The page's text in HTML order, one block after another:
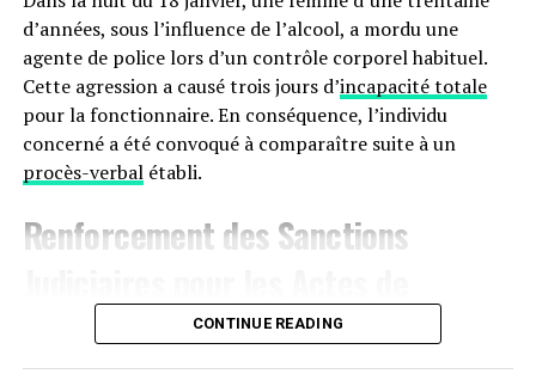
d’années, sous l’influence de l’alcool, a mordu une
agente de police lors d’un contrôle corporel habituel.
Cette agression a causé trois jours d’incapacité totale
pour la fonctionnaire. En conséquence, l’individu
concerné a été convoqué à comparaître suite à un
procès-verbalétabli.
Renforcement des Sanctions
Violence àAgen
CONTINUE READING